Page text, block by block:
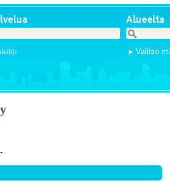
Alueelta
Valitse